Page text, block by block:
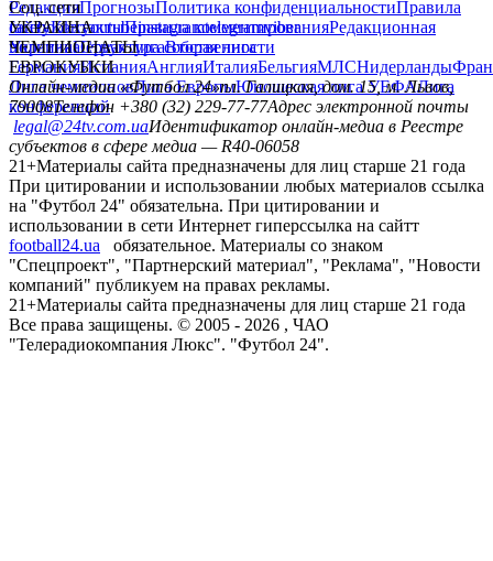
РедакцияПрогнозыПолитика конфиденциальностиПравила
сайтуКонтактыПравила комментированияРедакционная
политикаСтруктура собственности
Соц. сети
facebookxyoutubeinstagramtelegramviber
УКРАИНА
УкраинаПервая лигаВторая лига
ЧЕМПИОНАТЫ
ГерманияИспанияАнглияИталияБельгияМЛСНидерланды
ЕВРОКУБКИ
Лига чемпионовЛига ЕвропыЮношеская лига УЕФАЛига
конференций
Онлайн-медиа «Футбол 24»пл. Галицкая, дом. 15, м. Львов,
79008Телефон +380 (32) 229-77-77Адрес электронной почты
legal@24tv.com.uaИдентификатор онлайн-медиа в Реестре
субъектов в сфере медиа — R40-06058
21+Материалы сайта предназначены для лиц старше 21 года
При цитировании и использовании любых материалов ссылка
на "Футбол 24" обязательна. При цитировании и
использовании в сети Интернет гиперссылка на сайтт
football24.ua
обязательное. Материалы со знаком
"Спецпроект", "Партнерский материал", "Реклама", "Новости
компаний" публикуем на правах рекламы.
21+Материалы сайта предназначены для лиц старше 21 года
Все права защищены. © 2005 - 2026 , ЧАО
"Телерадиокомпания Люкс". "Футбол 24".